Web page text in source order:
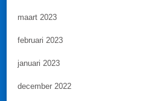
maart 2023
februari 2023
januari 2023
december 2022